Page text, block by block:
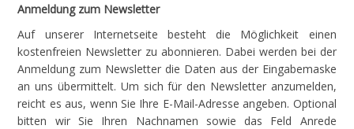
Anmeldung zum Newsletter
Auf unserer Internetseite besteht die Möglichkeit einen
kostenfreien Newsletter zu abonnieren. Dabei werden bei der
Anmeldung zum Newsletter die Daten aus der Eingabemaske
an uns übermittelt. Um sich für den Newsletter anzumelden,
reicht es aus, wenn Sie Ihre E-Mail-Adresse angeben. Optional
bitten wir Sie Ihren Nachnamen sowie das Feld Anrede